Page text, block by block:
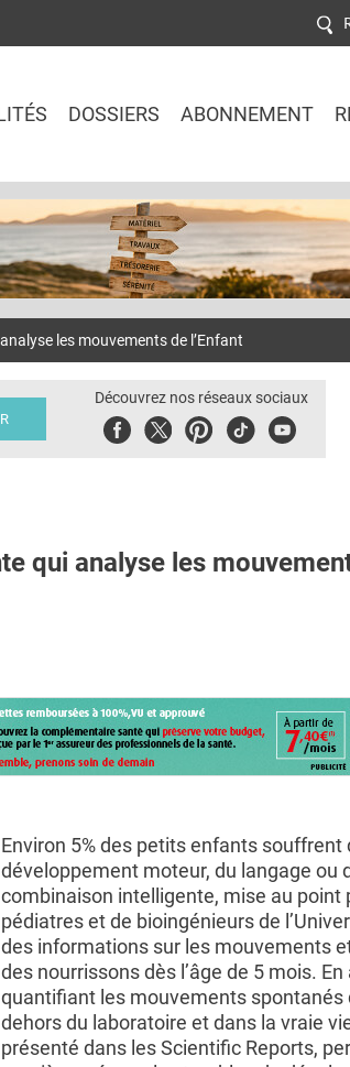
DOSSIERS ABONNEMENT
les mouvements de l’Enfant
Découvrez nos réseaux sociaux
FacebookTwitterPinterest
TiktokYoubute
qui analyse les
Environ 5% des petits enfants souffrent
développement moteur, du langage ou
combinaison intelligente, mise au point
pédiatres et de bioingénieurs de
des informations sur les mouvements
des nourrissons dès l’âge de 5 mois.
quantifiant les mouvements spontanés
dehors du laboratoire et dans la vraie
présenté dans les Scientific Reports,